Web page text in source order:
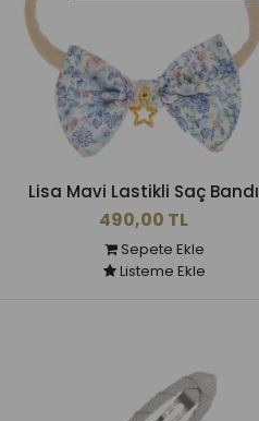
Lisa Mavi Lastikli Saç Bandı
490,00 TL
Sepete Ekle
Listeme Ekle